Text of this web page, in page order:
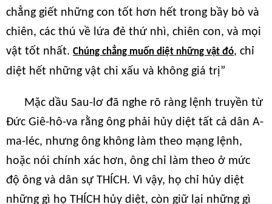
chẳng giết những con tốt hơn hết trong bầy bò và
chiên, các thú về lứa đẻ thứ nhì, chiên con, và mọi
vật tốt nhất. Chúng chẳng muốn diệt những vật đó, chỉ
diệt hết những vật chi xấu và không giá trị”
Mặc dầu Sau-lơ đã nghe rõ ràng lệnh truyền từ
Đức Giê-hô-va rằng ông phải hủy diệt tất cả dân A-
ma-léc, nhưng ông không làm theo mạng lệnh,
hoặc nói chính xác hơn, ông chỉ làm theo ở mức
độ ông và dân sự THÍCH. Vì vậy, họ chỉ hủy diệt
những gì họ THÍCH hủy diệt, còn giữ lại những gì